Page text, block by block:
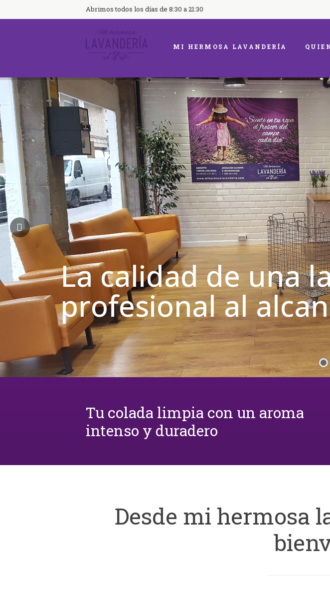
Abrimos todos los días de 8:30 a 21:30
MI HERMOSA LAVANDERÍA
La calidad de una
profesional al
Tu colada limpia con un aroma
intenso y duradero
Desde mi hermosa